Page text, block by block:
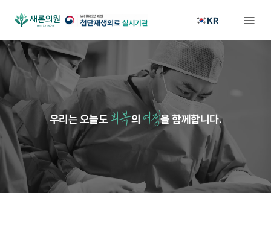
KR
우리는 오늘도 회복의여정을 함께합니다.